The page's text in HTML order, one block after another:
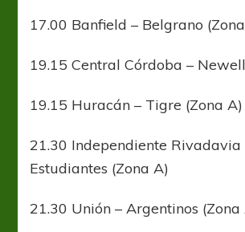
17.00 Banfield – Belgrano
19.15 Central Córdoba –
19.15 Huracán – Tigre (Zona A)
21.30 Independiente Rivadavia
Estudiantes (Zona A)
21.30 Unión – Argentinos (Zona